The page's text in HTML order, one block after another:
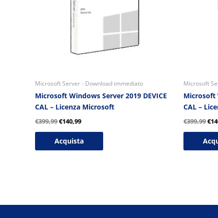
Microsoft Server - Download immediato
Microsoft Windows Server 2019 DEVICE
CAL – Licenza Microsoft
€399,99€140,99
Acquista
Microsoft
Microsoft
CAL –
€399,99€